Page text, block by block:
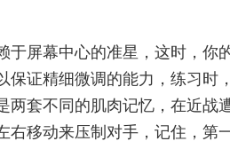
于屏幕中心的准星，这时，你
保证精细微调的能力，练习时
两套不同的肌肉记忆，在近战
移动来压制对手，记住，第